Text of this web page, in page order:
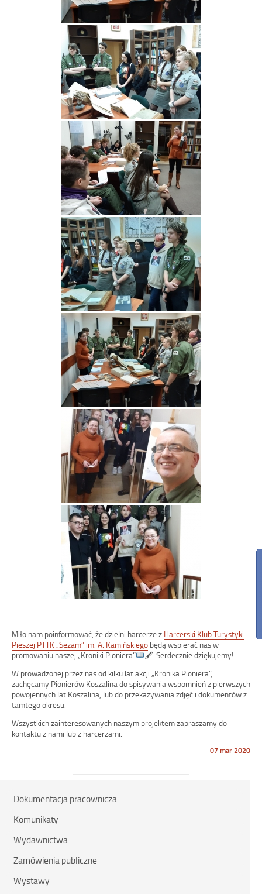
Miło nam poinformować, że dzielni harcerze z Harcerski Klub Turystyki
Pieszej PTTK „Sezam” im. A. Kamińskiego będą wspierać nas w
promowaniu naszej „Kroniki Pioniera”
🖋. Serdecznie dziękujemy!
W prowadzonej przez nas od kilku lat akcji „Kronika Pioniera”,
zachęcamy Pionierów Koszalina do spisywania wspomnień z pierwszych
powojennych lat Koszalina, lub do przekazywania zdjęć i dokumentów z
tamtego okresu.
Wszystkich zainteresowanych naszym projektem zapraszamy do
kontaktu z nami lub z harcerzami.
Opublikowano
07 mar 2020
Dokumentacja pracownicza
Komunikaty
Wydawnictwa
Zamówienia publiczne
Wystawy